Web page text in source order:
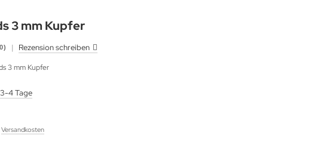
3 mm Kupfer
| Rezension schreiben
3 mm Kupfer
3-4 Tage
Versandkosten